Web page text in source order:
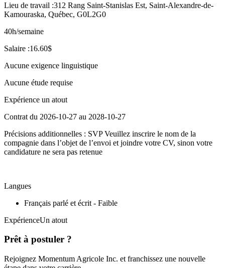
Lieu de travail :312 Rang Saint-Stanislas Est, Saint-Alexandre-de-
Kamouraska, Québec, G0L2G0
40h/semaine
Salaire :16.60$
Aucune exigence linguistique
Aucune étude requise
Expérience un atout
Contrat du 2026-10-27 au 2028-10-27
Précisions additionnelles : SVP Veuillez inscrire le nom de la
compagnie dans l’objet de l’envoi et joindre votre CV, sinon votre
candidature ne sera pas retenue
Langues
Français parlé et écrit - Faible
ExpérienceUn atout
Prêt à postuler ?
Rejoignez Momentum Agricole Inc. et franchissez une nouvelle